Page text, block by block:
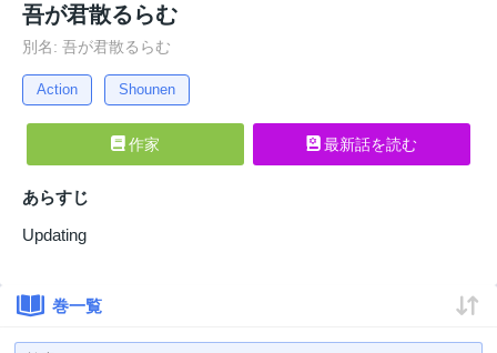
吾が君散るらむ
別名: 吾が君散るらむ
Action Shounen
作家 最新話を読む
あらすじ
Updating
巻一覧